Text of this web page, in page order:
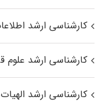
کارشناسی ارشد
کارشناسی ارشد
کارشناسی ارشد